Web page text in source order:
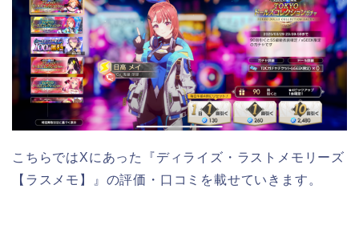
こちらではXにあった『ディライズ・ラストメモリーズ
【ラスメモ】』の評価・口コミを載せていきます。